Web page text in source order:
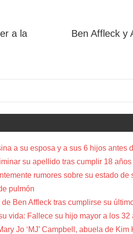
a la
Ben Affleck y
a su esposa y a sus 6 hijos antes
su apellido tras cumplir 18 años
rumores sobre su estado de
pulmón
Ben Affleck tras cumplirse su
vida: Fallece su hijo mayor a los 32
Jo ‘MJ’ Campbell, abuela de Kim